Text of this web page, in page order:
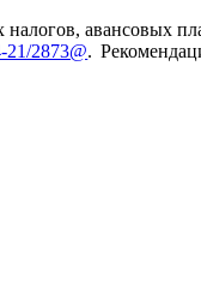
авансовых
2873@.